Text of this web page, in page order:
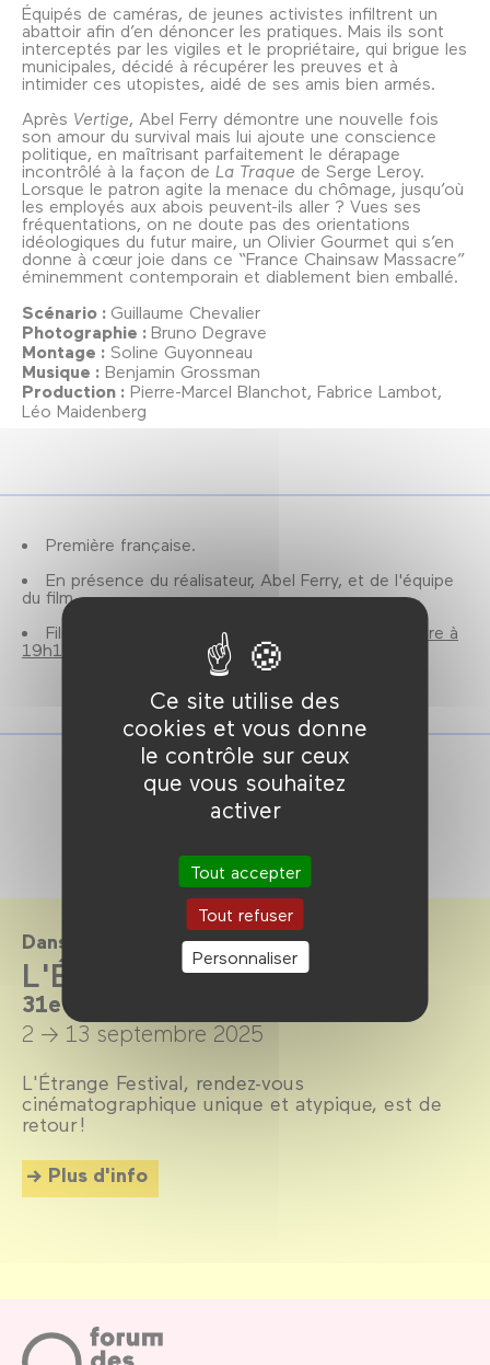
Ce site utilise des
cookies et vous donne
le contrôle sur ceux
que vous souhaitez
activer
Tout accepter
Tout refuser
Personnaliser
Équipés de caméras, de jeunes activistes infiltrent un
abattoir afin d’en dénoncer les pratiques. Mais ils sont
interceptés par les vigiles et le propriétaire, qui brigue les
municipales, décidé à récupérer les preuves et à
intimider ces utopistes, aidé de ses amis bien armés.
Après Vertige , Abel Ferry démontre une nouvelle fois
son amour du survival mais lui ajoute une conscience
politique, en maîtrisant parfaitement le dérapage
incontrôlé à la façon de La Traque de Serge Leroy.
Lorsque le patron agite la menace du chômage, jusqu’où
les employés aux abois peuvent-ils aller ? Vues ses
fréquentations, on ne doute pas des orientations
idéologiques du futur maire, un Olivier Gourmet qui s’en
donne à cœur joie dans ce “France Chainsaw Massacre”
éminemment contemporain et diablement bien emballé.
Scénario : Guillaume Chevalier
Photographie : Bruno Degrave
Montage : Soline Guyonneau
Musique : Benjamin Grossman
Production : Pierre-Marcel Blanchot, Fabrice Lambot,
Léo Maidenberg
Première française.
En présence du réalisateur, Abel Ferry, et de l'équipe
du film.
Film également programmé le
Samedi 6 septembre à
19h15
Dans le cadre de
L'Étrange Festival 2025
31e édition
2 → 13 septembre 2025
L'Étrange Festival, rendez-vous
cinématographique unique et atypique, est de
retour !
Plus d'info